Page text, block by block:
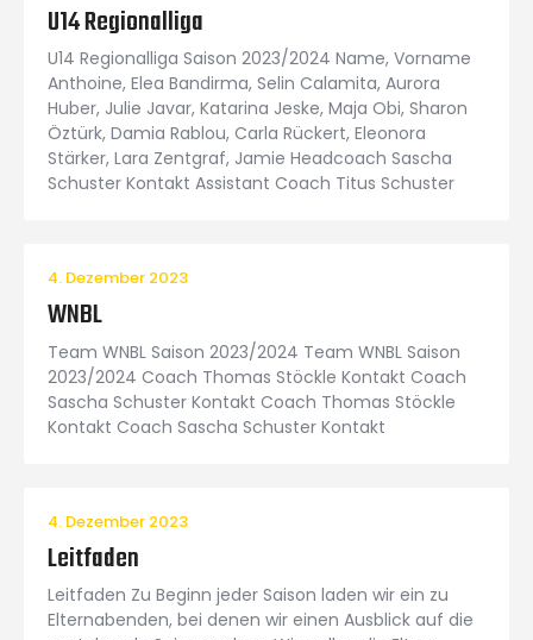
U14 Regionalliga
U14 Regionalliga Saison 2023/2024 Name, Vorname
Anthoine, Elea Bandirma, Selin Calamita, Aurora
Huber, Julie Javar, Katarina Jeske, Maja Obi, Sharon
Öztürk, Damia Rablou, Carla Rückert, Eleonora
Stärker, Lara Zentgraf, Jamie Headcoach Sascha
Schuster Kontakt Assistant Coach Titus Schuster
4. Dezember 2023
WNBL
Team WNBL Saison 2023/2024 Team WNBL Saison
2023/2024 Coach Thomas Stöckle Kontakt Coach
Sascha Schuster Kontakt Coach Thomas Stöckle
Kontakt Coach Sascha Schuster Kontakt
4. Dezember 2023
Leitfaden
Leitfaden Zu Beginn jeder Saison laden wir ein zu
Elternabenden, bei denen wir einen Ausblick auf die